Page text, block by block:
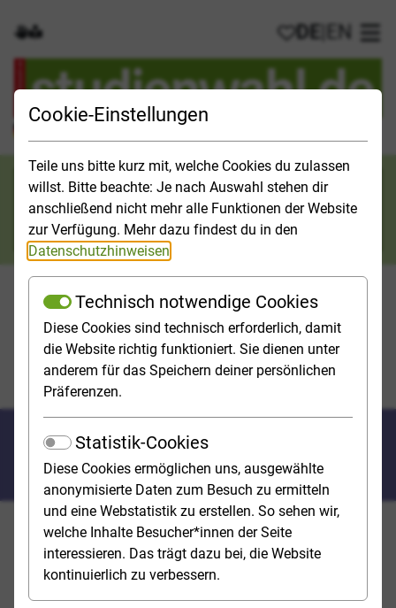
Cookie-Einstellungen
Teile uns bitte kurz mit, welche Cookies du zulassen
willst. Bitte beachte: Je nach Auswahl stehen dir
anschließend nicht mehr alle Funktionen der Website
zur Verfügung. Mehr dazu findest du in den
Datenschutzhinweisen
Technisch notwendige Cookies
Diese Cookies sind technisch erforderlich, damit
die Website richtig funktioniert. Sie dienen unter
anderem für das Speichern deiner persönlichen
Präferenzen.
Statistik-Cookies
Diese Cookies ermöglichen uns, ausgewählte
anonymisierte Daten zum Besuch zu ermitteln
und eine Webstatistik zu erstellen. So sehen wir,
welche Inhalte Besucher*innen der Seite
interessieren. Das trägt dazu bei, die Website
kontinuierlich zu verbessern.
Gebärdensprache
Leichte Sprache
Meine
DE EN
Suchkategorie
Orientieren Studieninfos Studienfelder
StartseiteIn eigener Sache
Studienführer „Studienwahl
2025/2026“ erschienen
NÜRNBERG – Ab sofort ist die 55. Ausgabe des
Studienführers „Studienwahl“ erhältlich.
Abiturient*innen bekommen in dem bewährten
Informationsmedium Hilfe bei der